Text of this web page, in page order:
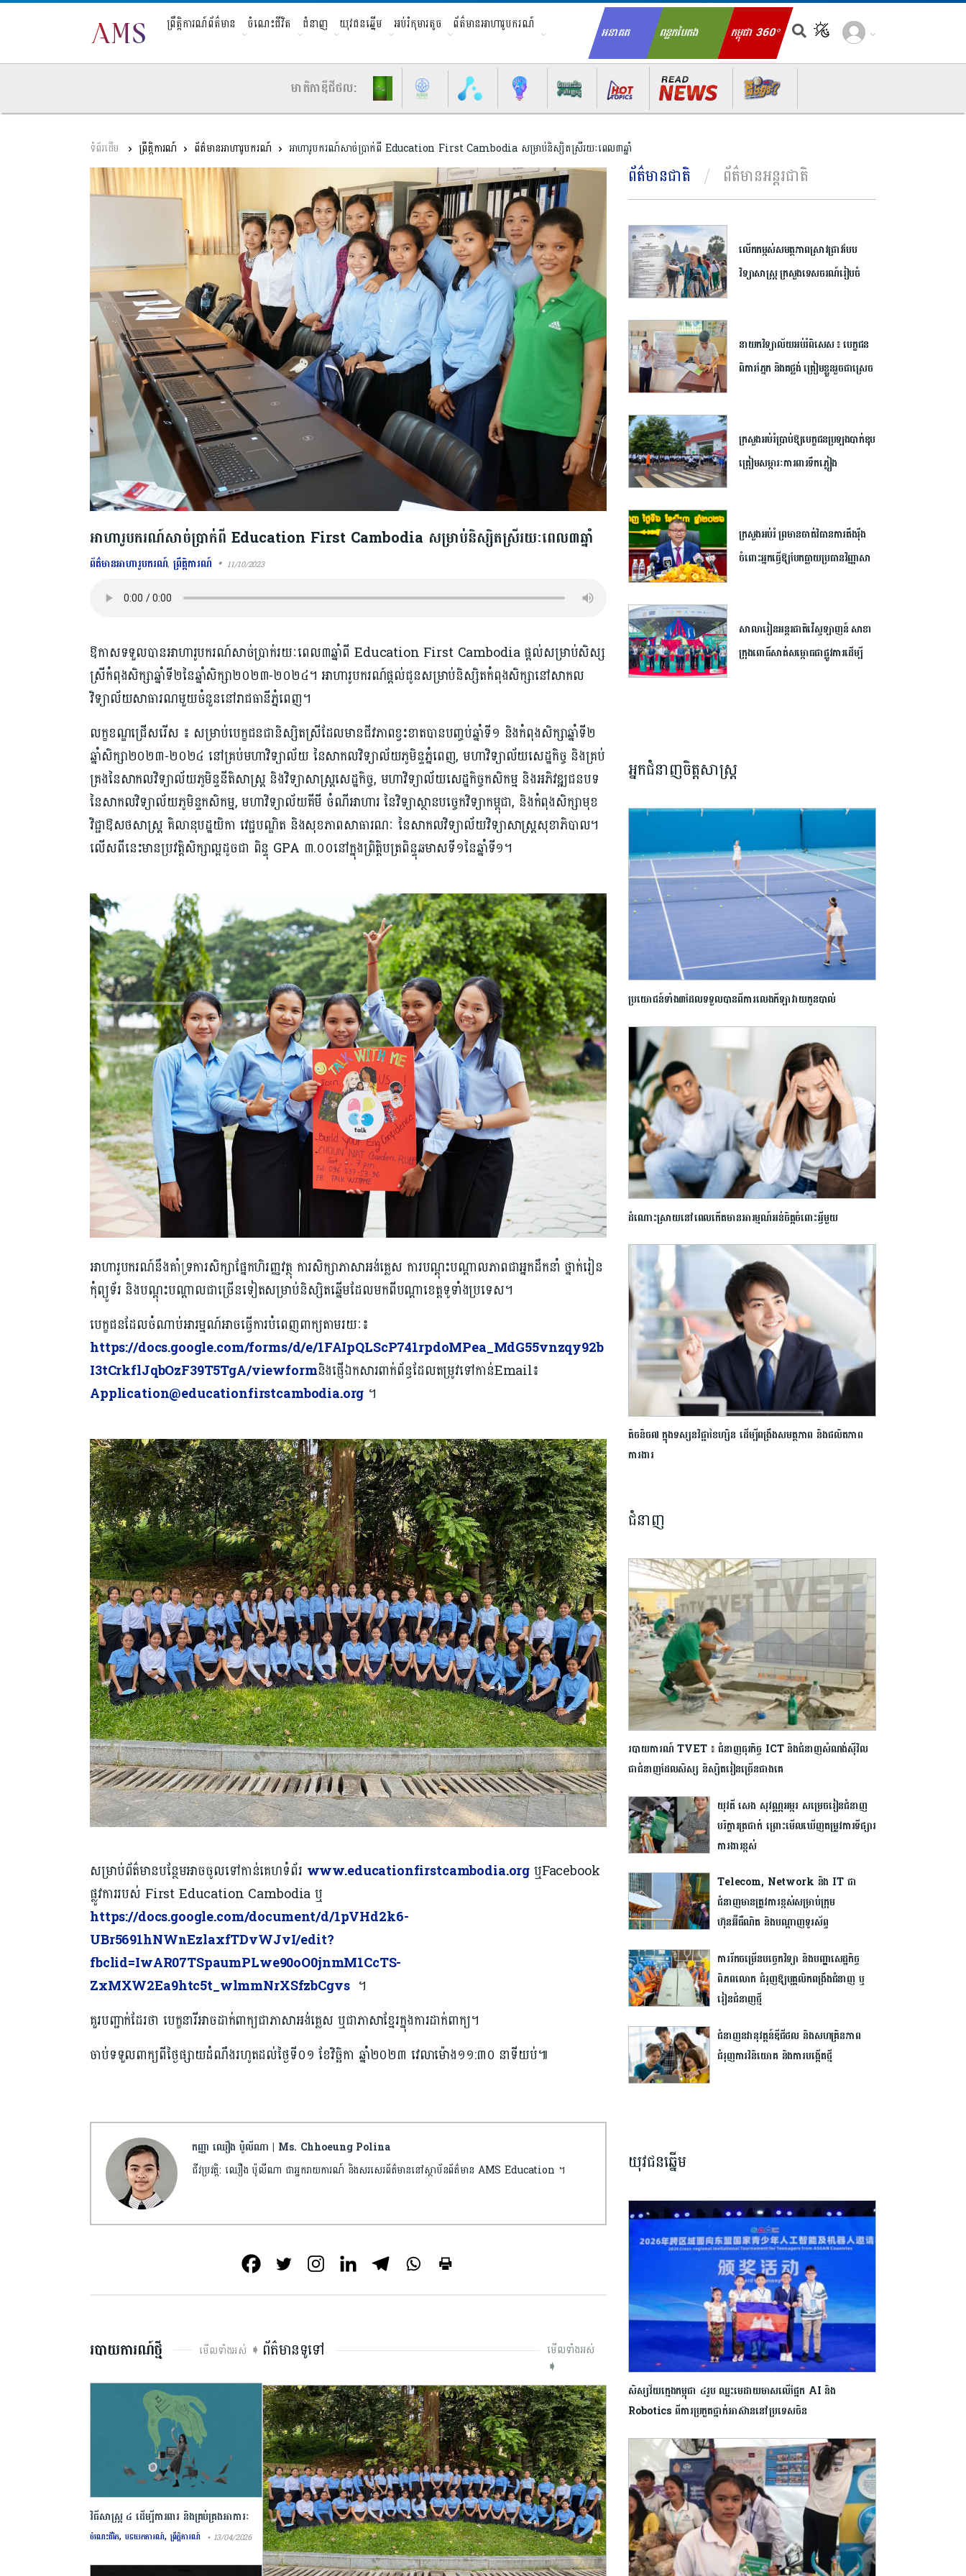
ព្រឹត្តិការណ៍ព័ត៌មាន ចំណេះជីវិត ជំនាញ យុវជនឆ្នើម អប់រំកុមារតូច ព័ត៌មានអាហារូបករណ៍ អនាគត ពន្លកបៃតង កម្ពុជា 360°
Search for:
មាតិកាឌីជីថល:
ព្រឹត្តិការណ៍ ព័ត៌មានអាហារូបករណ៍ អាហារូបករណ៍សាច់ប្រាក់ពី Education First Cambodia សម្រាប់និស្សិតស្រីរយៈពេល៣ឆ្នាំ
អាហារូបករណ៍សាច់ប្រាក់ពី Education First Cambodia សម្រាប់និស្សិតស្រីរយៈពេល៣ឆ្នាំ
ព័ត៌មានអាហារូបករណ៍,ព្រឹត្តិការណ៍ 11/10/2023
ឱកាសទទួលបានអាហារូបករណ៍សាច់ប្រាក់រយៈពេល៣ឆ្នាំពី Education First Cambodia ផ្ដល់សម្រាប់សិស្ស
ស្រីកំពុងសិក្សាឆ្នាំទី២នៃឆ្នាំសិក្សា២០២៣-២០២៤។ អាហារូបករណ៍ផ្ដល់ជូនសម្រាប់និស្សិតកំពុងសិក្សានៅសាកល
វិទ្យាល័យសាធារណមួយចំនួននៅរាជធានីភ្នំពេញ។
លក្ខខណ្ឌជ្រើសរើស ៖ សម្រាប់បេក្ខជនជានិស្សិតស្រីដែលមានជីវភាពខ្វះខាតបានបញ្ចប់ឆ្នាំទី១ និងកំពុងសិក្សាឆ្នាំទី២
ឆ្នាំសិក្សា២០២៣-២០២៤ នៅគ្រប់មហាវិទ្យាល័យ នៃសាកលវិទ្យាល័យភូមិន្ទភ្នំពេញ, មហាវិទ្យាល័យសេដ្ឋកិច្ច និងគ្រប់
គ្រងនៃសាកលវិទ្យាល័យភូមិន្ទនីតិសាស្ត្រ និងវិទ្យាសាស្ត្រសេដ្ឋកិច្ច, មហាវិទ្យាល័យសេដ្ឋកិច្ចកសិកម្ម និងអភិវឌ្ឍជនបទ
នៃសាកលវិទ្យាល័យភូមិន្ទកសិកម្ម, មហាវិទ្យាល័យគីមី ចំណីអាហារ នៃវិទ្យាស្ថានបច្ចេកវិទ្យាកម្ពុជា, និងកំពុងសិក្សាមុខ
វិជ្ជាឱសថសាស្ត្រ គិលានុបដ្ឋយិកា វេជ្ជបណ្ឌិត និងសុខភាពសាធារណៈ នៃសាកលវិទ្យាល័យវិទ្យាសាស្ត្រសុខាភិបាល។
លើសពីនេះមានប្រវត្តិសិក្សាល្អដូចជា ពិន្ទុ GPA ៣.០០នៅក្នុងព្រិត្តិបត្រពិន្ទុឆមាសទី១នៃឆ្នាំទី១។
អាហារូបករណ៍នឹងគាំទ្រការសិក្សាផ្នែកហិរញ្ញវត្ថុ ការសិក្សាភាសាអង់គ្លេស ការបណ្ដុះបណ្ដាលភាពជាអ្នកដឹកនាំ ថ្នាក់រៀន
កុំព្យូទ័រ និងបណ្ដុះបណ្ដាលជាច្រើនទៀតសម្រាប់និស្សិតឆ្នើមដែលមកពីបណ្ដាខេត្តទូទាំងប្រទេស។
បេក្ខជនដែលចំណាប់អារម្មណ៍អាចធ្វើការបំពេញពាក្យតាមរយៈ៖
https://docs.google.com/forms/d/e/1FAIpQLScP741rpdoMPea_MdG55vnzqy92b
I3tCrkflJqbOzF39T5TgA/viewformនិងផ្ញើឯកសារពាក់ព័ន្ធដែលតម្រូវទៅកាន់Email៖
Application@educationfirstcambodia.org ។
សម្រាប់ព័ត៌មានបន្ថែមអាចចូលទៅកាន់គេហទំព័រ www.educationfirstcambodia.orgឬFacebook
ផ្លូវការរបស់ First Education Cambodia ឬ
https://docs.google.com/document/d/1pVHd2k6-
UBr5691hNWnEzlaxfTDvWJvI/edit?
fbclid=IwAR07TSpaumPLwe90oO0jnmM1CcTS-
ZxMXW2Ea9htc5t_wlmmNrXSfzbCgvs។
គួរបញ្ជាក់ដែរថា បេក្ខនារីអាចដាក់ពាក្យជាភាសាអង់គ្លេស ឬជាភាសាខ្មែរក្នុងការដាក់ពាក្យ។
ចាប់ទទួលពាក្យពីថ្ងៃផ្សាយដំណឹងរហូតដល់ថ្ងៃទី០១ ខែវិច្ឆិកា ឆ្នាំ២០២៣ វេលាម៉ោង១១:៣០ នាទីយប់៕
កញ្ញា ឈឿង ប៉ូលីណា | Ms. Chhoeung Polina
ជីវប្រវត្តិ: ឈឿង ប៉ូលីណា ជាអ្នករាយការណ៍ និងសរសេរព័ត៌មាននៅស្ថាប័នព័ត៌មាន AMS Education ។
របាយការណ៍ថ្មី មើលទាំងអស់ ➧
វិធីសាស្រ្ត ៤ ​ដើម្បី​ការពារ និងគ្រប់គ្រង​អាការៈ
Burnout
ចំណេះជីវិត, បទយកការណ៍, ព្រឹត្តិការណ៍ • 13/04/2026
ព័ត៌មានទូទៅ
មើលទាំងអស់
➧
ព័ត៌មានជាតិ ព័ត៌មានអន្តរជាតិ
លើកកម្ពស់​សមត្ថភាព​ស្រាវជ្រាវ​បែប​
វិទ្យាសាស្ត្រ​ ក្រសួង​ទេសចរណ៍​រៀបចំ​
២០២៦​
នាយក​វិទ្យាល័យ​អប់រំ​ពិសេស​ ​៖ ​បេក្ខជន​
ពិការ​ភ្នែក​ និង​គថ្លង់​ ត្រៀមខ្លួន​រួច​ជាស្រេច​
ក្រសួង​អប់រំ​ប្រាប់​ឱ្យ​បេក្ខជន​ប្រឡង​បាក់ឌុប​
ត្រៀម​សម្ភារៈ​ការពារ​ទឹកភ្លៀង​
ក្រសួង​អប់រំ ​ព្រមាន​ចាត់​វិធានការ​តឹងរ៉ឹង​
ចំពោះ​អ្នក​ធ្វើឱ្យ​បែកធ្លាយ​ប្រធាន​វិញ្ញាសា​
សាលារៀន​អន្តរជាតិ​វ៉េស្ទឡាញន៍​ ​សាខា​
ក្រុង​ពោធិ៍សាត់​សម្ពោធ​ជា​ផ្លូវការ​​ដើម្បី​
អ្នកជំនាញចិត្តសាស្រ្ត
ប្រយោជន៍ទាំង៣ដែលទទួលបានពីការលេងកីឡាវាយកូនបាល់
ដំណោះស្រាយនៅពេលកើតមានអារម្មណ៍អន់ចិត្តចំពោះអ្វីមួយ
តិចនិច៧ ក្នុងទស្សនវិជ្ជាខៃហ្សិន ដើម្បីពង្រឹងសមត្ថភាព និងផលិតភាព
ការងារ
ជំនាញ
របាយការណ៍ TVET ៖ ជំនាញធុរកិច្ច ICT និងជំនាញសំណង់ស៊ីវិល
ជាជំនាញដែលសិស្ស និស្សិត​រៀនច្រើនជាងគេ
យុវតី សេង សុវណ្ណអម្ពរ សម្រេចរៀនជំនាញ
បរិក្ខារត្រជាក់ ព្រោះមើលឃើញតម្រូវការទីផ្សារ
ការងារខ្ពស់
Telecom, Network និង IT ជា
ជំនាញមានត្រូវការខ្ពស់សម្រាប់ក្រុម
ហ៊ុនអ៊ីធឺណិត និងបណ្ដាញទូរស័ព្ទ
ការរីកចម្រើនបច្ចេកវិទ្យា និងបញ្ហាសេដ្ឋកិច្ច
ពិភពលោក ជំរុញឱ្យ​បុគ្គលិកពង្រឹងជំនាញ ឬ
រៀនជំនាញថ្មី
ជំនាញ​នវានុវត្តន៍​ឌីជីថល និង​សហគ្រិនភាព
ជំរុញ​ការ​វិនិយោគ និង​ការ​បង្កើត​ថ្មី
យុវជនឆ្នើម
សិស្ស​វ័យ​ក្មេង​កម្ពុជា​ ​៤​រូប ​ឈ្នះ​មេដាយ​មាស​លើ​ផ្នែក​ ​AI​ ​និង​ ​
Robotics​ ​ពី​ការ​ប្រកួត​ថ្នាក់​អាស៊ាន​នៅ​ប្រទេស​ចិន​